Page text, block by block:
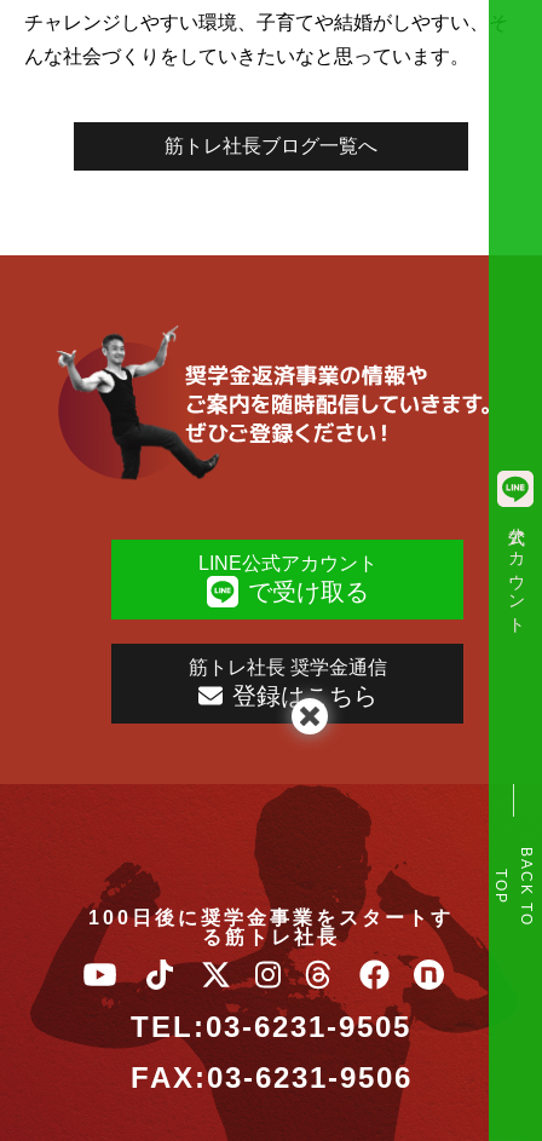
公式アカウント
チャレンジしやすい環境、子育てや結婚がしやすい、そ
んな社会づくりをしていきたいなと思っています。
筋トレ社長ブログ一覧へ
LINE公式アカウント
で受け取る
筋トレ社長 奨学金通信
登録はこちら
100日後に奨学金事業をスタートす
る筋トレ社長
TEL:03-6231-9505
FAX:03-6231-9506
B
A
C K
T
O
T O
P